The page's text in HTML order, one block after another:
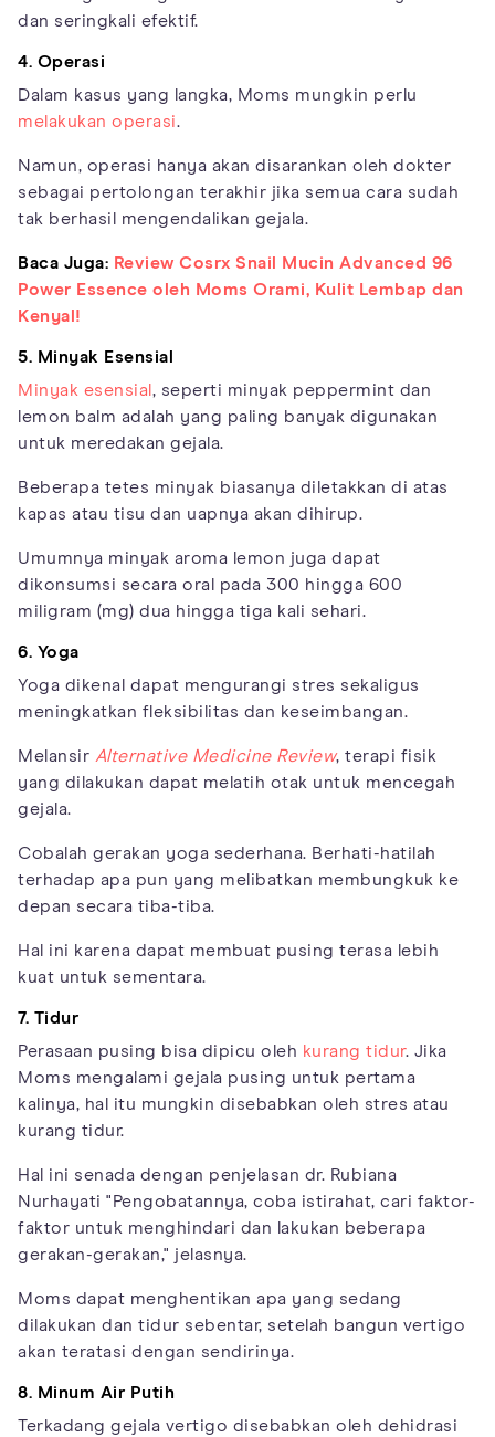
dan seringkali efektif.
4. Operasi
Dalam kasus yang langka, Moms mungkin perlu
melakukan operasi.
Namun, operasi hanya akan disarankan oleh dokter
sebagai pertolongan terakhir jika semua cara sudah
tak berhasil mengendalikan gejala.
Baca Juga: Review Cosrx Snail Mucin Advanced 96
Power Essence oleh Moms Orami, Kulit Lembap dan
Kenyal!
5. Minyak Esensial
Minyak esensial , seperti minyak peppermint dan
lemon balm adalah yang paling banyak digunakan
untuk meredakan gejala.
Beberapa tetes minyak biasanya diletakkan di atas
kapas atau tisu dan uapnya akan dihirup.
Umumnya minyak aroma lemon juga dapat
dikonsumsi secara oral pada 300 hingga 600
miligram (mg) dua hingga tiga kali sehari.
6. Yoga
Yoga dikenal dapat mengurangi stres sekaligus
meningkatkan fleksibilitas dan keseimbangan.
Melansir Alternative Medicine Review, terapi fisik
yang dilakukan dapat melatih otak untuk mencegah
gejala.
Cobalah gerakan yoga sederhana. Berhati-hatilah
terhadap apa pun yang melibatkan membungkuk ke
depan secara tiba-tiba.
Hal ini karena dapat membuat pusing terasa lebih
kuat untuk sementara.
7. Tidur
Perasaan pusing bisa dipicu oleh kurang tidur. Jika
Moms mengalami gejala pusing untuk pertama
kalinya, hal itu mungkin disebabkan oleh stres atau
kurang tidur.
Hal ini senada dengan penjelasan dr. Rubiana
Nurhayati "Pengobatannya, coba istirahat, cari faktor-
faktor untuk menghindari dan lakukan beberapa
gerakan-gerakan," jelasnya.
Moms dapat menghentikan apa yang sedang
dilakukan dan tidur sebentar, setelah bangun vertigo
akan teratasi dengan sendirinya.
8. Minum Air Putih
Terkadang gejala vertigo disebabkan oleh dehidrasi